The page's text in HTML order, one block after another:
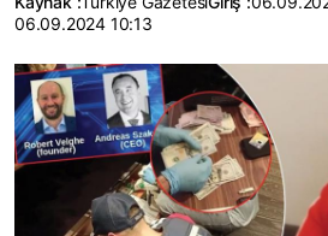
06.09.2024 10:13